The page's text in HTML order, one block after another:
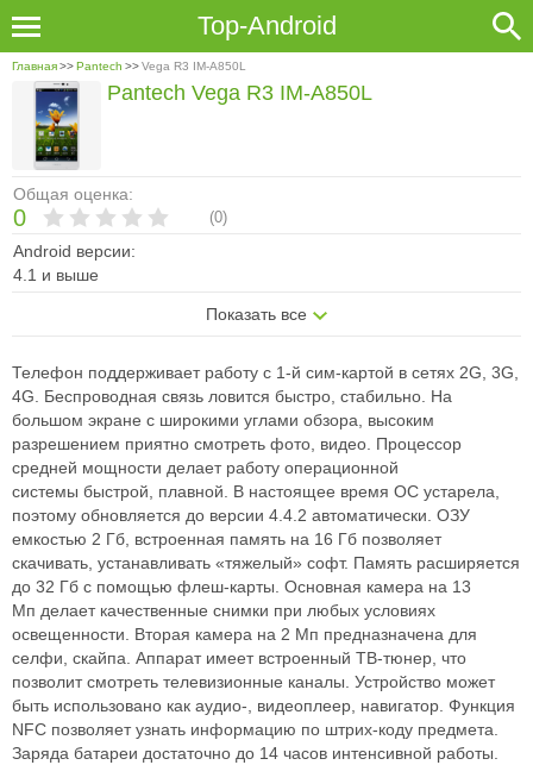
Top-Android
Главная>>Pantech >>Vega R3 IM-A850L
Общая оценка:
0 (0)
Android версии:
4.1 и выше
Показать все
Pantech Vega R3 IM-A850L
Телефон поддерживает работу с 1-й сим-картой в сетях 2G, 3G,
4G. Беспроводная связь ловится быстро, стабильно. На
большом экране с широкими углами обзора, высоким
разрешением приятно смотреть фото, видео. Процессор
средней мощности делает работу операционной
системы быстрой, плавной. В настоящее время ОС устарела,
поэтому обновляется до версии 4.4.2 автоматически. ОЗУ
емкостью 2 Гб, встроенная память на 16 Гб позволяет
скачивать, устанавливать «тяжелый» софт. Память расширяется
до 32 Гб с помощью флеш-карты. Основная камера на 13
Мп делает качественные снимки при любых условиях
освещенности. Вторая камера на 2 Мп предназначена для
селфи, скайпа. Аппарат имеет встроенный ТВ-тюнер, что
позволит смотреть телевизионные каналы. Устройство может
быть использовано как аудио-, видеоплеер, навигатор. Функция
NFC позволяет узнать информацию по штрих-коду предмета.
Заряда батареи достаточно до 14 часов интенсивной работы.